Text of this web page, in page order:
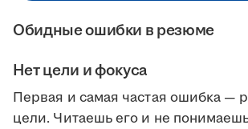
Обидные ошибки в резюме
Нет цели и фокуса
Первая и самая частая ошибка —
цели. Читаешь его и не